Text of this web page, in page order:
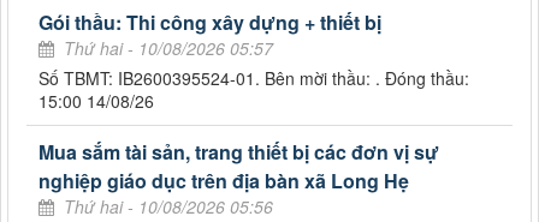
Gói thầu: Thi công xây dựng + thiết bị
Thứ hai - 10/08/2026 05:57
Số TBMT: IB2600395524-01. Bên mời thầu: . Đóng thầu:
15:00 14/08/26
Mua sắm tài sản, trang thiết bị các đơn vị sự
nghiệp giáo dục trên địa bàn xã Long Hẹ
Thứ hai - 10/08/2026 05:56